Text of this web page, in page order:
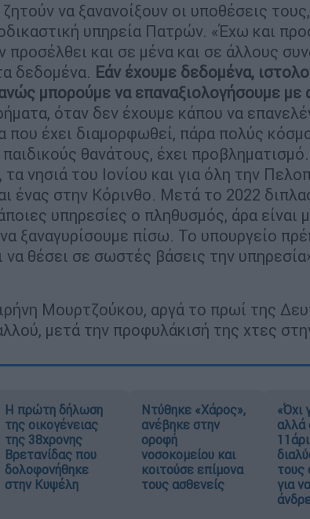
να ξανανοίξουν οι υποθέσεις
υπηρεία Πατρών. «Έχω και
και σε μένα και σε άλλους
δεδομένα. Εάν έχουμε δεδομένα,
μπορούμε να επαναξιολογήσουμε με
όταν δεν έχουμε κάπου να
έχει διαμορφωθεί, πάρα πολύς
θανάτους, έχει
τα νησιά του Ιονίου και για όλη την
ένας στην Κόρινθο. Μετά το 2022
υπηρεσίες ο πληθυσμός, άρα είναι
ξαναγυρίσουμε πίσω. Το υπουργείο
θέσει σε σωστές βάσεις την
Μουρτζούκου, αργά το πρωί της
μετά την προφυλάκισή της χτες
Η πρώτη δήλωση
της οικογένειας
της 38χρονης
Βρετανίδας που
δολοφονήθηκε
στην Κυψέλη
Ντύθηκε «Χάρος»,
ανέβηκε στην
οροφή
νοσοκομείου και
κοιτούσε επίμονα
τους ασθενείς
«Όχι
αλλά
τους
για